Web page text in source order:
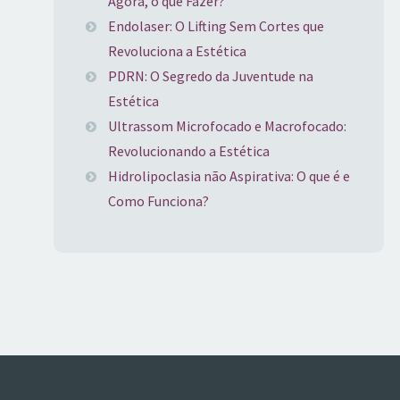
Endolaser: O Lifting Sem Cortes que
Revoluciona a Estética
PDRN: O Segredo da Juventude na
Estética
Ultrassom Microfocado e Macrofocado:
Revolucionando a Estética
Hidrolipoclasia não Aspirativa: O que é e
Como Funciona?